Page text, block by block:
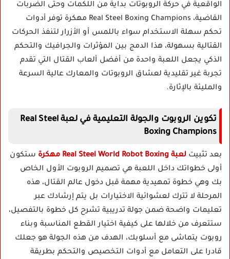
الواقعية في حركة الروبوتات بداية من اللكمات وحتى الضربات
القاضية، Real Steel Boxing Champions مهكرة توفر أدوات
تحكم سهلة الاستخدام سواء باللمس أو الأزرار لتنفذ الحركات
القتالية بسهولة، هذا الدمج بين المؤثرات والجرافيك والتحكم
الذكي يجعل اللعبة واحدة من أفضل ألعاب القتال التي تقدم
تجربة غير تقليدية لعشاق الروبوتات والمعارك عالية السرعة
والمليئة بالإثارة.
تكوين الروبوت والجولة التعليمية في لعبة Real Steel
Boxing Champions
بعد تثبيت لعبة Real Steel World Robot Boxing مهكرة
ستكون
أولى خطواتك داخل اللعبة هي تصميم الروبوت الأول الخاص
بك وهي خطوة تمهيدية مهمة قبل دخول عالم القتال، هذه
المرحلة لا تترك لعشوائية الاختيارات بل يتم إرشادك عبر
تعليمات واضحة ضمن جولة تدريبية تشرح كل خطوة بالتفصيل،
ستتعرف من خلالها على كيفية اختيار القطع المناسبة وبناء
روبوت يتماشى مع أسلوبك، الهدف من هذه الجولة هو جعلك
قادرا على التعامل مع أدوات التخصيص والتحكم بطريقة